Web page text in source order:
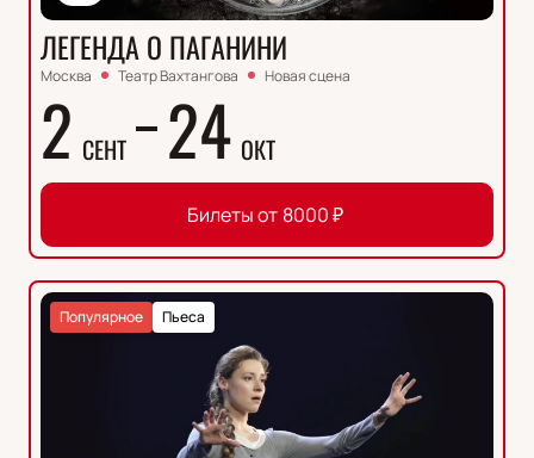
ЛЕГЕНДА О ПАГАНИНИ
Москва Театр Вахтангова Новая сцена
2 СЕНТ 24 ОКТ
Билеты от 8000₽
Пьеса
Популярное